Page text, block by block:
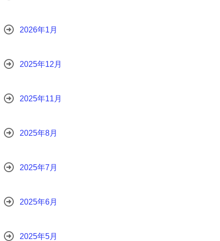
2026年1月
2025年12月
2025年11月
2025年8月
2025年7月
2025年6月
2025年5月